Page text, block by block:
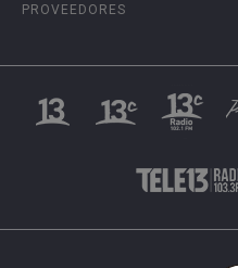
PROVEEDORES